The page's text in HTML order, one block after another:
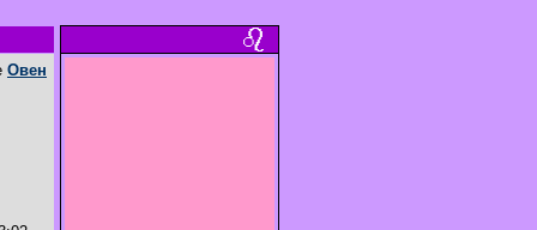
Овен